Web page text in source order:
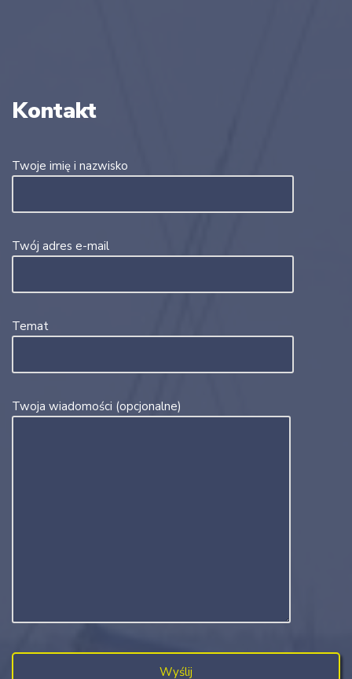
Kontakt
Twoje imię i nazwisko
Twój adres e-mail
Temat
Twoja wiadomości (opcjonalne)